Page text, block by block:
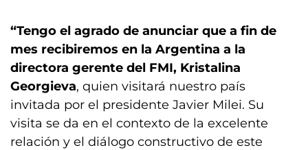
“Tengo el agrado de anunciar que a fin de
mes recibiremos en la Argentina a la
directora gerente del FMI, Kristalina
Georgieva, quien visitará nuestro país
invitada por el presidente Javier Milei. Su
visita se da en el contexto de la excelente
relación y el diálogo constructivo de este